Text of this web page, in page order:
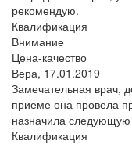
рекомендую.
Квалификация
Внимание
Цена-качество
Вера, 17.01.2019
Замечательная врач,
приеме она провела
назначила следующую
Квалификация